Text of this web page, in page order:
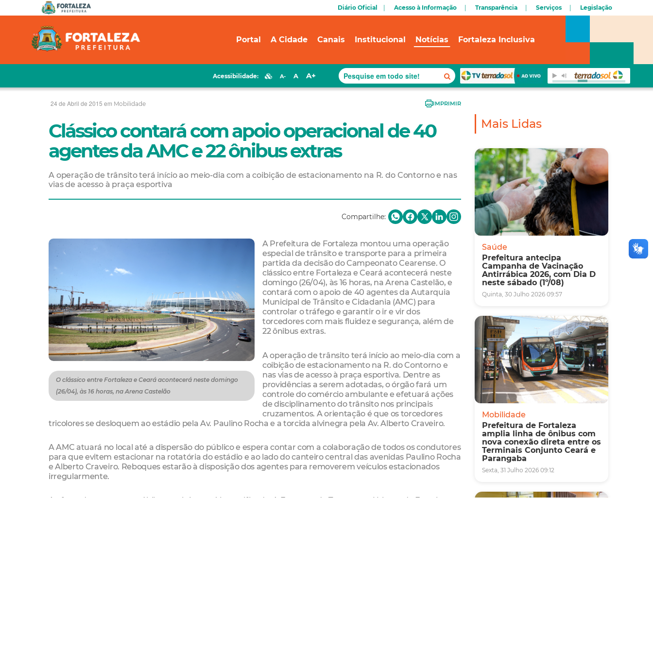
Diário Oficial Acesso à Informação Transparência Serviços Legislação
Portal A Cidade Canais Institucional Notícias Fortaleza Inclusiva
Acessibilidade: A- A A+
24 de Abril de 2015 em Mobilidade IMPRIMIR
Clássico contará com apoio operacional de 40
agentes da AMC e 22 ônibus extras
A operação de trânsito terá início ao meio-dia com a coibição de estacionamento na R. do Contorno e nas
vias de acesso à praça esportiva
Compartilhe:
O clássico entre Fortaleza e Ceará acontecerá neste domingo
(26/04), às 16 horas, na Arena Castelão
A Prefeitura de Fortaleza montou uma operação
especial de trânsito e transporte para a primeira
partida da decisão do Campeonato Cearense. O
clássico entre Fortaleza e Ceará acontecerá neste
domingo (26/04), às 16 horas, na Arena Castelão, e
contará com o apoio de 40 agentes da Autarquia
Municipal de Trânsito e Cidadania (AMC) para
controlar o tráfego e garantir o ir e vir dos
torcedores com mais fluidez e segurança, além de
22 ônibus extras.
A operação de trânsito terá início ao meio-dia com a
coibição de estacionamento na R. do Contorno e
nas vias de acesso à praça esportiva. Dentre as
providências a serem adotadas, o órgão fará um
controle do comércio ambulante e efetuará ações
de disciplinamento do trânsito nos principais
cruzamentos. A orientação é que os torcedores
tricolores se desloquem ao estádio pela Av. Paulino Rocha e a torcida alvinegra pela Av. Alberto Craveiro.
A AMC atuará no local até a dispersão do público e espera contar com a colaboração de todos os condutores
para que evitem estacionar na rotatória do estádio e ao lado do canteiro central das avenidas Paulino Rocha
e Alberto Craveiro. Reboques estarão à disposição dos agentes para removerem veículos estacionados
irregularmente.
A oferta de transporte público também será intensificada. A Empresa de Transporte Urbano de Fortaleza
Mais Lidas
Saúde
Prefeitura antecipa
Campanha de Vacinação
Antirrábica 2026, com Dia D
neste sábado (1º/08)
Quinta, 30 Julho 2026 09:57
Mobilidade
Prefeitura de Fortaleza
amplia linha de ônibus com
nova conexão direta entre os
Terminais Conjunto Ceará e
Parangaba
Sexta, 31 Julho 2026 09:12